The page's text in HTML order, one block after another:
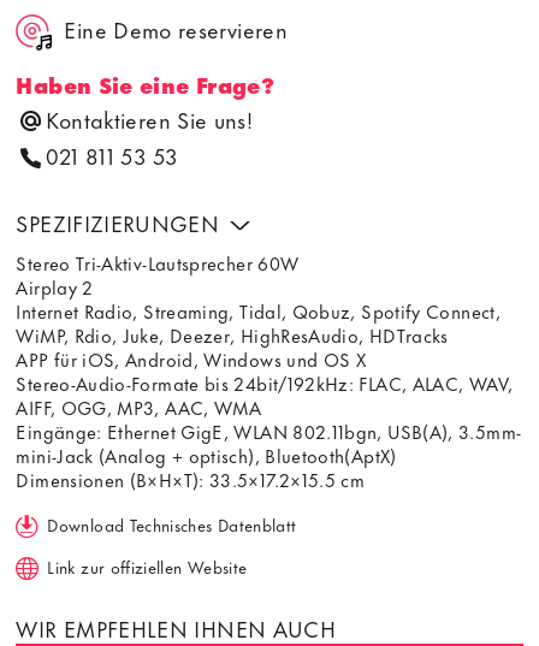
Eine Demo reservieren
Haben Sie eine Frage?
Kontaktieren Sie uns!
021 811 53 53
SPEZIFIZIERUNGEN
Stereo Tri-Aktiv-Lautsprecher 60W
Airplay 2
Internet Radio, Streaming, Tidal, Qobuz, Spotify Connect,
WiMP, Rdio, Juke, Deezer, HighResAudio, HDTracks
APP für iOS, Android, Windows und OS X
Stereo-Audio-Formate bis 24bit/192kHz: FLAC, ALAC, WAV,
AIFF, OGG, MP3, AAC, WMA
Eingänge: Ethernet GigE, WLAN 802.11bgn, USB(A), 3.5mm-
mini-Jack (Analog + optisch), Bluetooth(AptX)
Dimensionen (B×H×T): 33.5×17.2×15.5 cm
Download Technisches Datenblatt
Link zur offiziellen Website
WIR EMPFEHLEN IHNEN AUCH